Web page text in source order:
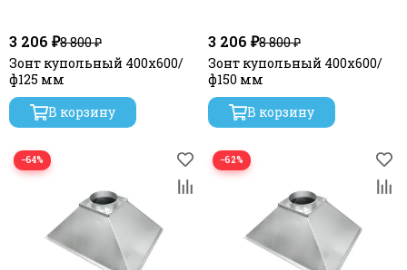
3 206 ₽8 800 ₽
Зонт купольный 400х600/
ф125 мм
В корзину
3 206 ₽8 800 ₽
Зонт купольный 400х600/
ф150 мм
В корзину
−64% −62%